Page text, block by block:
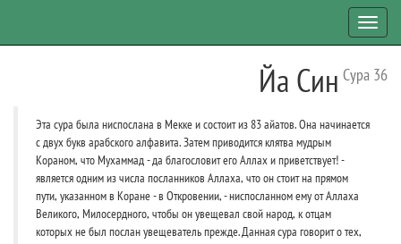
Йа Син Сура 36
Эта сура была ниспослана в Мекке и состоит из 83 айатов. Она начинается
с двух букв арабского алфавита. Затем приводится клятва мудрым
Кораном, что Мухаммад - да благословит его Аллах и приветствует! -
является одним из числа посланников Аллаха, что он стоит на прямом
пути, указанном в Коране - в Откровении, - ниспосланном ему от Аллаха
Великого, Милосердного, чтобы он увещевал свой народ, к отцам
которых не был послан увещеватель прежде. Данная сура говорит о тех,